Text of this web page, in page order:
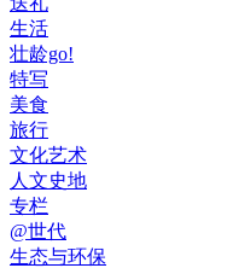
生活
壮龄go!
特写
美食
旅行
文化艺术
人文史地
专栏
@世代
生态与环保